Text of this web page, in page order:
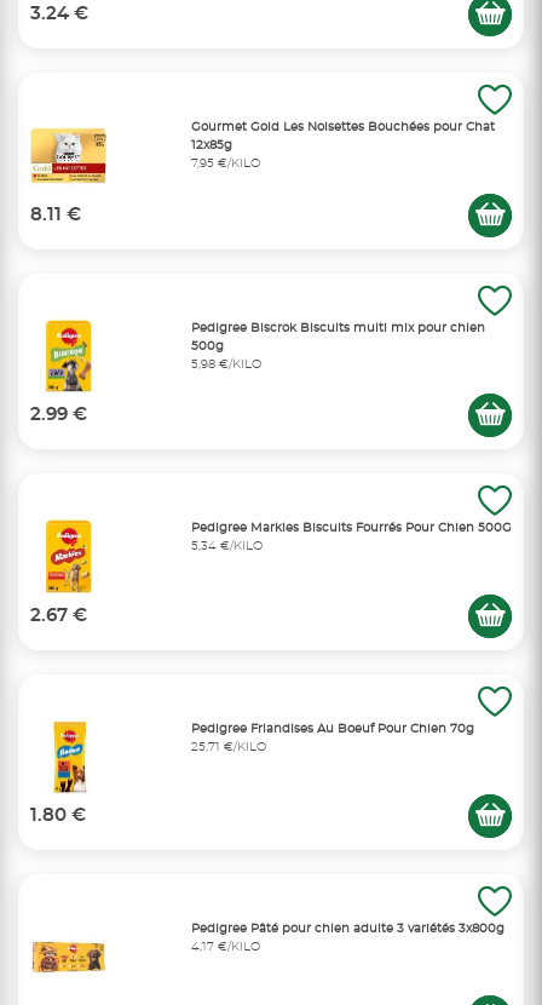
3.24 €
Gourmet Gold Les Noisettes Bouchées pour Chat
12x85g
7,95 €/KILO
8.11 €
Pedigree Biscrok Biscuits multi mix pour chien
500g
5,98 €/KILO
2.99 €
Pedigree Markies Biscuits Fourrés Pour Chien 500G
5,34 €/KILO
2.67 €
Pedigree Friandises Au Boeuf Pour Chien 70g
25,71 €/KILO
1.80 €
Pedigree Pâté pour chien adulte 3 variétés 3x800g
4,17 €/KILO